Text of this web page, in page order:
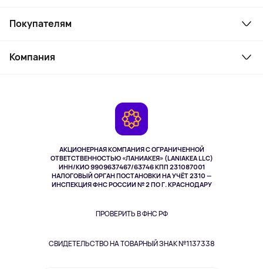
АКЦИОНЕРНАЯ КОМПАНИЯ С ОГРАНИЧЕННОЙ
ОТВЕТСТВЕННОСТЬЮ «ЛАНИАКЕЯ» (LANIAKEA LLC)
ИНН/КИО 9909637467/63746 КПП 231087001
НАЛОГОВЫЙ ОРГАН ПОСТАНОВКИ НА УЧЁТ 2310 —
ИНСПЕКЦИЯ ФНС РОССИИ № 2 ПО Г. КРАСНОДАРУ
ПРОВЕРИТЬ В ФНС РФ
СВИДЕТЕЛЬСТВО НА ТОВАРНЫЙ ЗНАК №1137338
Ноутбуки, мониторы, VR
Косметика и уход
Здоровье питомцев
Одежда и аксессуары
Покупателям
Как заказать
Компания